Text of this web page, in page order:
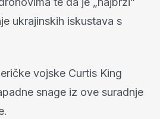
ukrajinskih iskustava s
vojske Curtis King
snage iz ove suradnje